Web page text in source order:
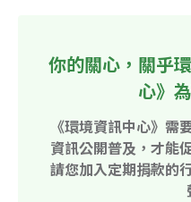
你的關心，關乎
心》
《環境資訊中心》需
資訊公開普及，才能
請您加入定期捐款的